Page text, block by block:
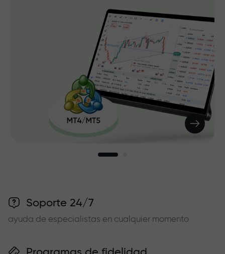
Soporte 24/7
ayuda de especialistas en cualquier momento
Programas de fidelidad